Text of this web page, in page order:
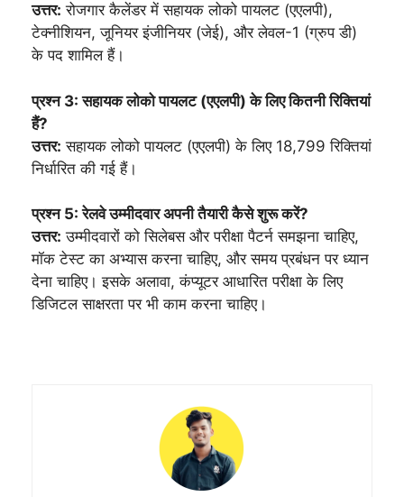
उत्तर: रोजगार कैलेंडर में सहायक लोको पायलट (एएलपी),
टेक्नीशियन, जूनियर इंजीनियर (जेई), और लेवल-1 (ग्रुप डी)
के पद शामिल हैं।
प्रश्न 3: सहायक लोको पायलट (एएलपी) के लिए कितनी रिक्तियां
हैं?
उत्तर: सहायक लोको पायलट (एएलपी) के लिए 18,799 रिक्तियां
निर्धारित की गई हैं।
प्रश्न 5: रेलवे उम्मीदवार अपनी तैयारी कैसे शुरू करें?
उत्तर: उम्मीदवारों को सिलेबस और परीक्षा पैटर्न समझना चाहिए,
मॉक टेस्ट का अभ्यास करना चाहिए, और समय प्रबंधन पर ध्यान
देना चाहिए। इसके अलावा, कंप्यूटर आधारित परीक्षा के लिए
डिजिटल साक्षरता पर भी काम करना चाहिए।